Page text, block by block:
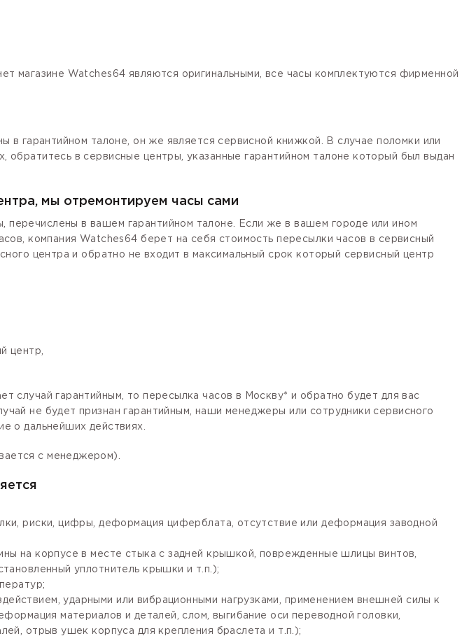
магазине Watches64 являются оригинальными, все часы комплектуются фирменной
в гарантийном талоне, он же является сервисной книжкой. В случае поломки или
в сервисные центры, указанные гарантийном талоне который был выдан
мы отремонтируем часы сами
в вашем гарантийном талоне. Если же в вашем городе или ином
компания Watches64 берет на себя стоимость пересылки часов в сервисный
центра и обратно не входит в максимальный срок который сервисный центр
центр,
случай гарантийным, то пересылка часов в Москву* и обратно будет для вас
не будет признан гарантийным, наши менеджеры или сотрудники сервисного
о дальнейших действиях.
с менеджером).
риски, цифры, деформация циферблата, отсутствие или деформация заводной
на корпусе в месте стыка с задней крышкой, поврежденные шлицы винтов,
уплотнитель крышки и т.п.);
ударными или вибрационными нагрузками, применением внешней силы к
материалов и деталей, слом, выгибание оси переводной головки,
отрыв ушек корпуса для крепления браслета и т.п.);